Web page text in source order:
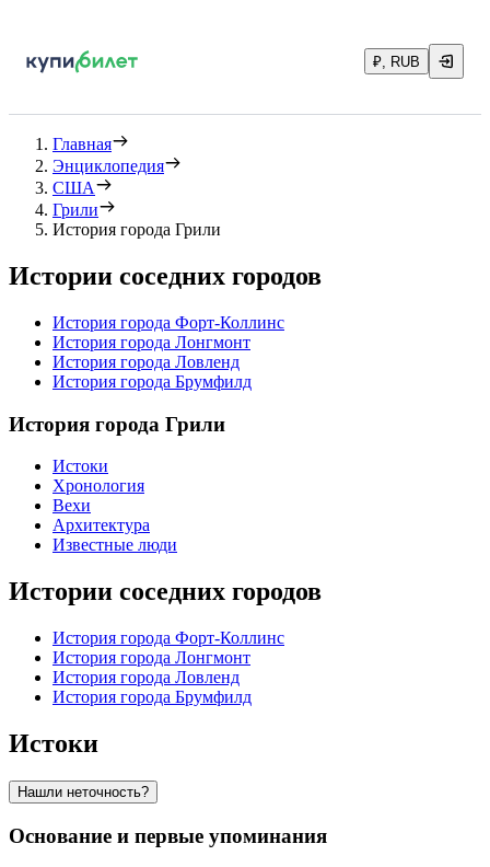
₽, RUB
Главная
Энциклопедия
США
Грили
История города Грили
Истории соседних городов
История города Форт-Коллинс
История города Лонгмонт
История города Ловленд
История города Брумфилд
История города Грили
Истоки
Хронология
Вехи
Архитектура
Известные люди
Истории соседних городов
История города Форт-Коллинс
История города Лонгмонт
История города Ловленд
История города Брумфилд
Истоки
Нашли неточность?
Основание и первые упоминания